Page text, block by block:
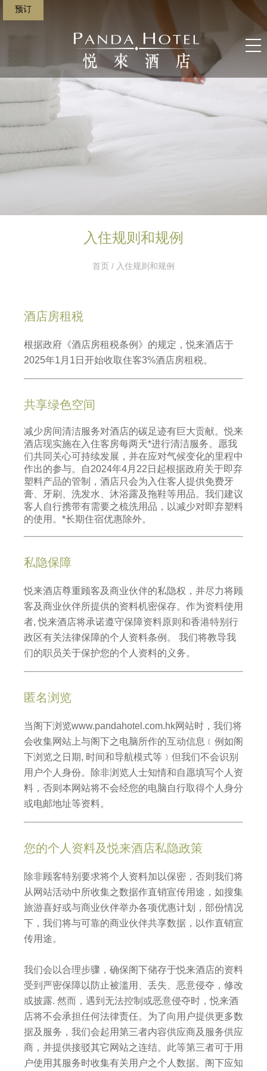
预订
入住规则和规例
首页 / 入住规则和规例
酒店房租税
根据政府《酒店房租税条例》的规定，悦来酒店于
2025年1月1日开始收取住客3%酒店房租税。
共享绿色空间
减少房间清洁服务对酒店的碳足迹有巨大贡献。悦来
酒店现实施在入住客房每两天*进行清洁服务。愿我
们共同关心可持续发展，并在应对气候变化的里程中
作出的参与。自2024年4月22日起根据政府关于即弃
塑料产品的管制，酒店只会为入住客人提供免费牙
膏、牙刷、洗发水、沐浴露及拖鞋等用品。我们建议
客人自行携带有需要之梳洗用品，以减少对即弃塑料
的使用。*长期住宿优惠除外。
私隐保障
悦来酒店尊重顾客及商业伙伴的私隐权，并尽力将顾
客及商业伙伴所提供的资料机密保存。作为资料使用
者, 悦来酒店将承诺遵守保障资料原则和香港特别行
政区有关法律保障的个人资料条例。 我们将教导我
们的职员关于保护您的个人资料的义务。
匿名浏览
当阁下浏览www.pandahotel.com.hk网站时，我们将
会收集网站上与阁下之电脑所作的互动信息﹝例如阁
下浏览之日期, 时间和导航模式等﹞但我们不会识别
用户个人身份。除非浏览人士知情和自愿填写个人资
料，否则本网站将不会经您的电脑自行取得个人身分
或电邮地址等资料。
您的个人资料及悦来酒店私隐政策
除非顾客特别要求将个人资料加以保密，否则我们将
从网站活动中所收集之数据作直销宣传用途，如搜集
旅游喜好或与商业伙伴举办各项优惠计划，部份情况
下，我们将与可靠的商业伙伴共享数据，以作直销宣
传用途。
我们会以合理步骤，确保阁下储存于悦来酒店的资料
受到严密保障以防止被滥用、丢失、恶意侵夺，修改
或披露. 然而，遇到无法控制或恶意侵夺时，悦来酒
店将不会承担任何法律责任。为了向用户提供更多数
据及服务，我们会起用第三者内容供应商及服务供应
商，并提供接驳其它网站之连结。此等第三者可于用
户使用其服务时收集有关用户之个人数据。阁下应知